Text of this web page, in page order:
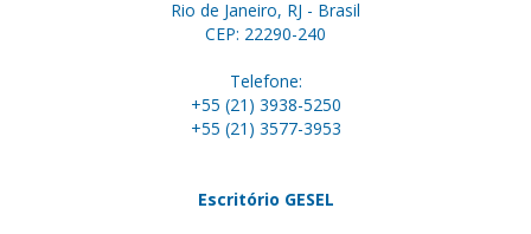
Rio de Janeiro, RJ - Brasil
CEP: 22290-240
Telefone:
+55 (21) 3938-5250
+55 (21) 3577-3953
Escritório GESEL